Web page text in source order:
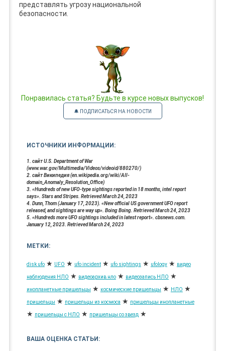
представлять угрозу национальной
безопасности.
Понравилась статья? Будьте в курсе новых выпусков!
🔔 ПОДПИСАТЬСЯ НА НОВОСТИ
ИСТОЧНИКИ ИНФОРМАЦИИ:
1. сайт U.S. Department of War
(www.war.gov/Multimedia/Videos/videoid/880270/)
2. сайт Википедия (en.wikipedia.org/wiki/All-
domain_Anomaly_Resolution_Office)
3. «Hundreds of new UFO-type sightings reported in 18 months, intel report
says». Stars and Stripes. Retrieved March 24, 2023
4. Dunn, Thom (January 17, 2023). «New official US government UFO report
released, and sightings are way up». Boing Boing. Retrieved March 24, 2023
5. «Hundreds more UFO sightings included in latest report». cbsnews.com.
January 12, 2023. Retrieved March 24, 2023
МЕТКИ:
disk ufo ★ UFO ★ ufo incident ★ ufo sightings ★ ufology ★ видео
наблюдения НЛО ★ видеоархив нло ★ видеозапись НЛО ★
инопланетные пришельцы ★ космические пришельцы ★ НЛО ★
пришельцы ★ пришельцы из космоса ★ пришельцы инопланетные
★ пришельцы с НЛО ★ пришельцы со звезд ★
ВАША ОЦЕНКА СТАТЬИ: